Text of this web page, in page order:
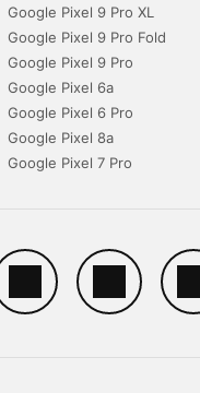
Google Pixel 9 Pro XL
Google Pixel 9 Pro Fold
Google Pixel 9 Pro
Google Pixel 6a
Google Pixel 6 Pro
Google Pixel 8a
Google Pixel 7 Pro